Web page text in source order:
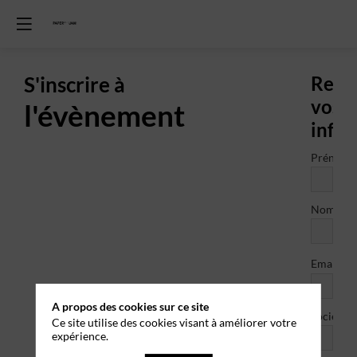
S'inscrire à
l'évènement
vos
Prénom
Nom
Email
Société
A propos des cookies sur ce site
Ce site utilise des cookies visant à améliorer votre
expérience.